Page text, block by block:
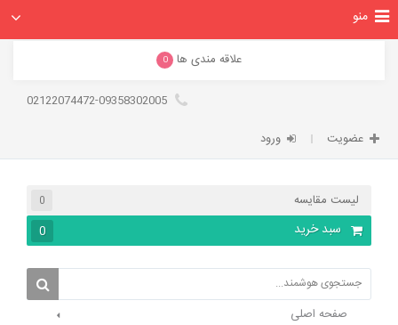
علاقه مندی ها 0
عضویت ورود
لیست مقایسه 0
سبد خرید 0
صفحه اصلی
منو